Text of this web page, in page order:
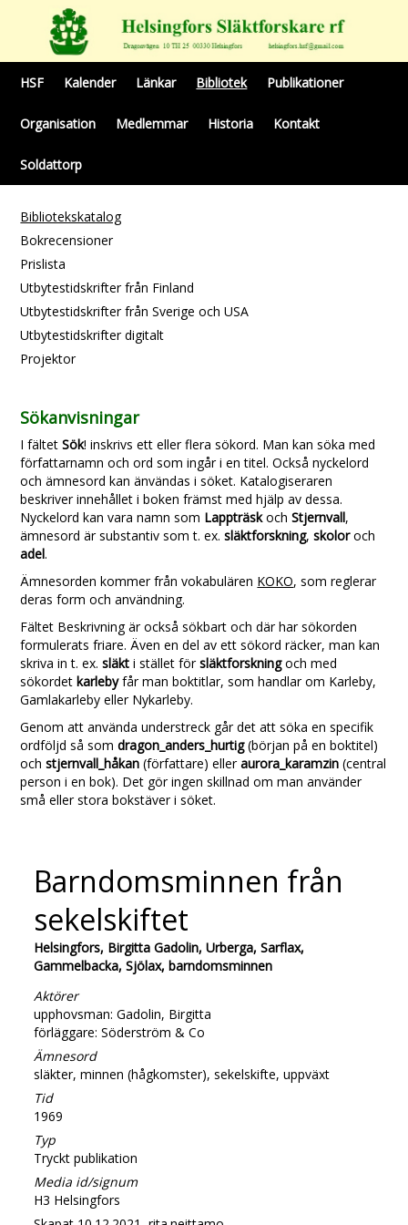
HSF Kalender Länkar Bibliotek Publikationer
Organisation Medlemmar Historia Kontakt
Soldattorp
Bibliotekskatalog
Bokrecensioner
Prislista
Utbytestidskrifter från Finland
Utbytestidskrifter från Sverige och USA
Utbytestidskrifter digitalt
Projektor
Sökanvisningar
I fältetSök! inskrivs ett eller flera sökord. Man kan söka med
författarnamn och ord som ingår i en titel. Också nyckelord
och ämnesord kan änvändas i söket. Katalogiseraren
beskriver innehållet i boken främst med hjälp av dessa.
Nyckelord kan vara namn som LappträskochStjernvall,
ämnesord är substantiv som t. ex.släktforskning,skoloroch
adel.
Ämnesorden kommer från vokabulären KOKO, som reglerar
deras form och användning.
Fältet Beskrivning är också sökbart och där har sökorden
formulerats friare. Även en del av ett sökord räcker, man kan
skriva in t. ex.släkti stället försläktforskningoch med
sökordetkarlebyfår man boktitlar, som handlar om Karleby,
Gamlakarleby eller Nykarleby.
Genom att använda understreck går det att söka en specifik
ordföljd så somdragon_anders_hurtig(början på en boktitel)
ochstjernvall_håkan (författare) elleraurora_karamzin (central
person i en bok). Det gör ingen skillnad om man använder
små eller stora bokstäver i söket.
Barndomsminnen från
sekelskiftet
Helsingfors, Birgitta Gadolin, Urberga, Sarflax,
Gammelbacka, Sjölax, barndomsminnen
Aktörer
upphovsman: Gadolin, Birgitta
förläggare: Söderström & Co
Ämnesord
släkter, minnen (hågkomster), sekelskifte, uppväxt
Tid
1969
Typ
Tryckt publikation
Media id/signum
H3 Helsingfors